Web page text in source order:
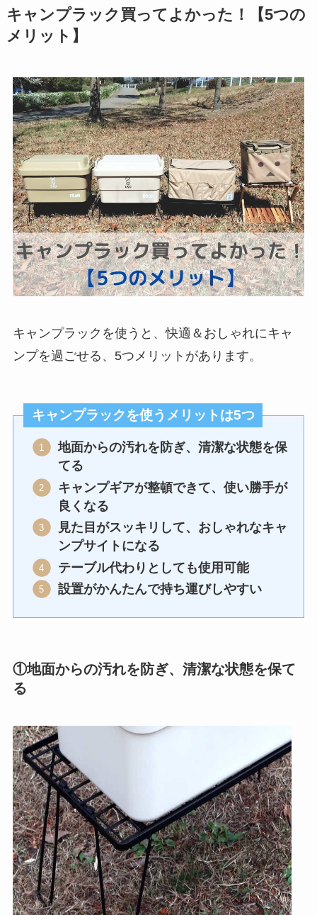
キャンプラック買ってよかった！【5つの
メリット】
キャンプラックを使うと、快適＆おしゃれにキャ
ンプを過ごせる、5つメリットがあります。
キャンプラックを使うメリットは5つ
地面からの汚れを防ぎ、清潔な状態を保
てる
キャンプギアが整頓できて、使い勝手が
良くなる
見た目がスッキリして、おしゃれなキャ
ンプサイトになる
テーブル代わりとしても使用可能
設置がかんたんで持ち運びしやすい
①地面からの汚れを防ぎ、清潔な状態を保て
る